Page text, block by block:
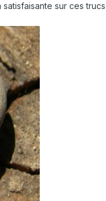
sur ces